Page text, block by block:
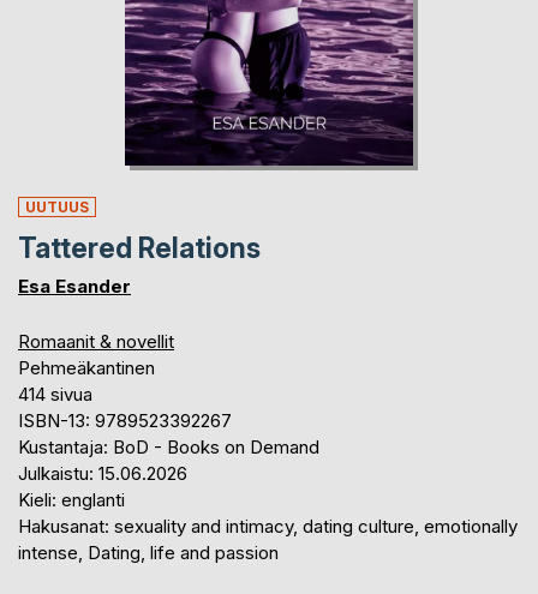
UUTUUS
Tattered Relations
Esa Esander
Romaanit & novellit
Pehmeäkantinen
414 sivua
ISBN-13: 9789523392267
Kustantaja: BoD - Books on Demand
Julkaistu: 15.06.2026
Kieli: englanti
Hakusanat: sexuality and intimacy, dating culture, emotionally
intense, Dating, life and passion